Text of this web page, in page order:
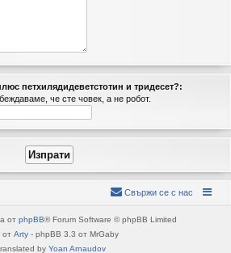
пeтxилядидeветстoтин и тpидеceт?:
че сте човек, а не робот.
Свържи се с нас
от phpBB® Forum Software © phpBB Limited
от Arty - phpBB 3.3 от MrGaby
by Yoan Arnaudov